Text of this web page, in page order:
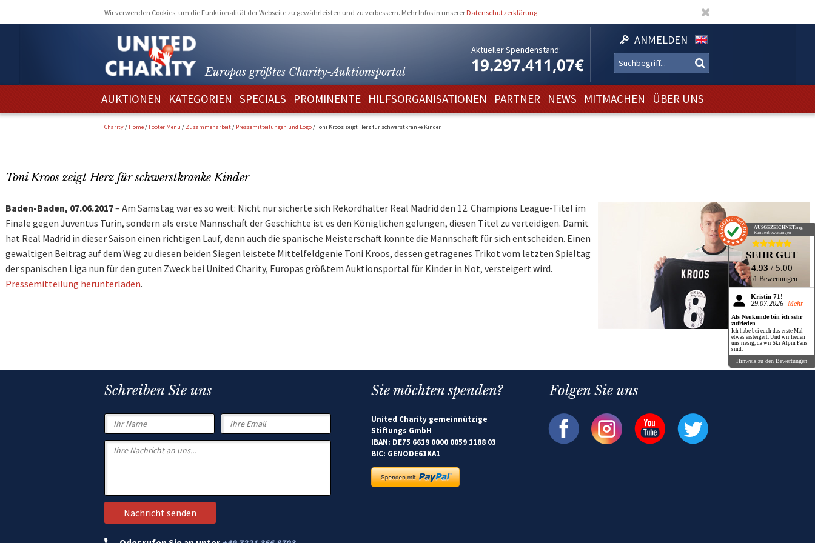
Wir verwenden Cookies, um die Funktionalität der Webseite zu gewährleisten und zu verbessern. Mehr Infos in unserer Datenschutzerklärung.
Europas größtes Charity-Auktionsportal
Aktueller Spendenstand:
19.297.411,07€
ANMELDEN
AUKTIONEN KATEGORIEN SPECIALS PROMINENTE HILFSORGANISATIONEN PARTNER NEWS MITMACHEN ÜBER UNS
Charity/ Home/ Footer Menu / Zusammenarbeit/ Pressemitteilungen und Logo/Toni Kroos zeigt Herz für schwerstkranke Kinder
Toni Kroos zeigt Herz für schwerstkranke Kinder
Baden-Baden, 07.06.2017– Am Samstag war es so weit: Nicht nur sicherte sich Rekordhalter Real Madrid den 12. Champions League-Titel im
Finale gegen Juventus Turin, sondern als erste Mannschaft der Geschichte ist es den Königlichen gelungen, diesen Titel zu verteidigen. Damit
hat Real Madrid in dieser Saison einen richtigen Lauf, denn auch die spanische Meisterschaft konnte die Mannschaft für sich entscheiden. Einen
gewaltigen Beitrag auf dem Weg zu diesen beiden Siegen leistete Mittelfeldgenie Toni Kroos, dessen getragenes Trikot vom letzten Spieltag
der spanischen Liga nun für den guten Zweck bei United Charity, Europas größtem Auktionsportal für Kinder in Not, versteigert wird.
Pressemitteilung herunterladen.
Schreiben Sie uns Sie möchten spenden?
United Charity gemeinnützige
Stiftungs GmbH
IBAN: DE75 6619 0000 0059 1188 03
BIC: GENODE61KA1
Folgen Sie uns
AUSGEZEICHNET.org
Kundenbewertungen
SEHR GUT
4.93 / 5.00
751 Bewertungen
Kristin 71!
29.07.2026 Mehr
Als Neukunde bin ich sehr
zufrieden
Ich habe bei euch das erste Mal
etwas ersteigert. Und wir freuen
uns riesig, da wir Ski Alpin Fans
sind.
Hinweis zu den Bewertungen